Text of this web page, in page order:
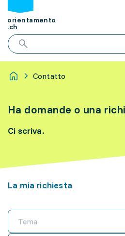
orientamento
.ch
Contatto
Ha domande o una
Ci scriva.
La mia richiesta